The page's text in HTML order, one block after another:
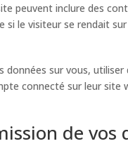
peuvent inclure des
si le visiteur se rendait
données sur vous,
connecté sur leur site
de vos